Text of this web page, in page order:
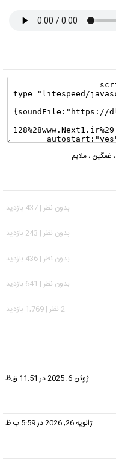
،غمگین ،ملایم
بدون نظر | 437 بازدید
بدون نظر | 243 بازدید
بدون نظر | 436 بازدید
بدون نظر | 641 بازدید
2 نظر | 1,769 بازدید
ژوئن 6, 2025 در 11:51 ق.ظ
ژانویه 26, 2026 در 5:59 ب.ظ